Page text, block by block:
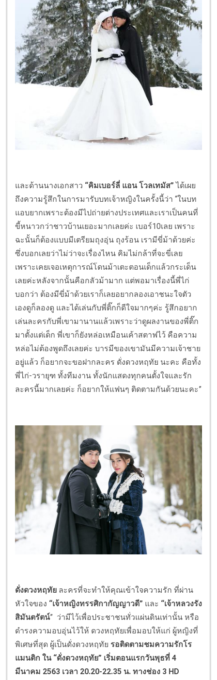
และด้านนางเอกสาว “คิมเบอร์ลี่ แอน โวลเทมัส”ได้เผย
ถึงความรู้สึกในการมารับบทเจ้าหญิงในครั้งนี้ว่า “ในบท
แอบยากเพราะต้องมีไปถ่ายต่างประเทศและเราเป็นคนที่
ขี้หนาวกว่าชาวบ้านเยอะมากเลยค่ะ เบอร์10เลย เพราะ
ฉะนั้นก็ต้องแบบมีเตรียมถุงอุ่น ถุงร้อน เรามีขี่ม้าด้วยค่ะ
ซึ่งบอกเลยว่าไม่ว่าจะเรื่องไหน คิมไม่กล้าที่จะขี่เลย
เพราะเคยเจอเหตุการณ์โดนม้าเตะตอนเด็กแล้วกระเด็น
เลยค่ะหลังจากนั้นคือกลัวม้ามาก แต่พอมาเรื่องนี้พี่ไก่
บอกว่า ต้องมีขี่ม้าด้วยเราก็เลยอยากลองเอาชนะใจตัว
เองดูก็ลองดู และได้เล่นกับพี่ติ๊กก็ดีใจมากๆค่ะ รู้สึกอยาก
เล่นละครกับพี่เขามานานแล้วเพราะว่าดูผลงานของพี่ติ๊ก
มาตั้งแต่เด็ก พี่เขาก็ยังหล่อเหมือนเค้าสตาฟไว้ คือความ
หล่อไม่ต้องพูดถึงเลยค่ะ บารมีของเขามันมีความเจ้าชาย
อยู่แล้ว ก็อยากจะขอฝากละคร ดั่งดวงหฤทัย นะคะ คือทั้ง
พี่ไก่-วรายุฑ ทั้งทีมงาน ทั้งนักแสดงทุกคนตั้งใจและรัก
ละครนี้มากเลยค่ะ ก็อยากให้แฟนๆ ติดตามกันด้วยนะคะ”
ดั่งดวงหฤทัย ละครที่จะทำให้คุณเข้าใจความรัก ที่ผ่าน
หัวใจของ “เจ้าหญิงทรรศิกากัญญาวดี” และ “เจ้าหลวงรัง
สิมันตรัตน์” ว่ามีไว้เพื่อประชาชนทั่วแผ่นดินเท่านั้น หรือ
ดำรงความอบอุ่นไว้ให้ ดวงหฤทัยเพื่อมอบให้แก่ ผู้หญิงที่
พิเศษที่สุด ผู้เป็นดั่งดวงหฤทัย รอติดตามชมความรักโร
แมนติก ใน “ดั่งดวงหฤทัย” เริ่มตอนแรกวันพุธที่ 4
มีนาคม 2563 เวลา 20.20-22.35 น. ทางช่อง 3 HD